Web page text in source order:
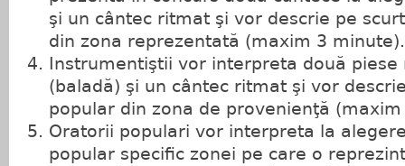
şi un cântec ritmat şi vor descrie pe
din zona reprezentată (maxim 3 minute).
Instrumentiştii vor interpreta două piese
(baladă) şi un cântec ritmat şi vor
popular din zona de provenienţă
Oratorii populari vor interpreta la
popular specific zonei pe care o